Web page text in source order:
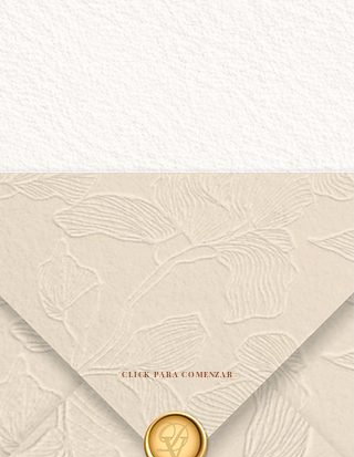
CLICK PARA COMENZAR